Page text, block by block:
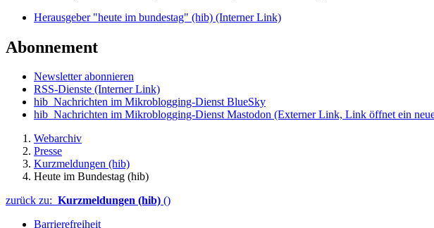
Herausgeber "heute im bundestag" (hib) (Interner Link)
Abonnement
Newsletter abonnieren
RSS-Dienste (Interner Link)
hib_Nachrichten im Mikroblogging-Dienst BlueSky
hib_Nachrichten im Mikroblogging-Dienst Mastodon (Externer Link, Link öffnet ein
Webarchiv
Presse
Kurzmeldungen (hib)
Heute im Bundestag (hib)
zurück zu: Kurzmeldungen (hib) ()
Barrierefreiheit